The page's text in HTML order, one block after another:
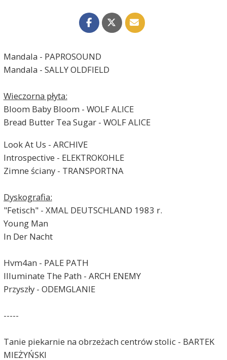
Mandala - PAPROSOUND
Mandala - SALLY OLDFIELD
Wieczorna płyta:
Bloom Baby Bloom - WOLF ALICE
Bread Butter Tea Sugar - WOLF ALICE
Look At Us - ARCHIVE
Introspective - ELEKTROKOHLE
Zimne ściany - TRANSPORTNA
Dyskografia:
"Fetisch" - XMAL DEUTSCHLAND 1983 r.
Young Man
In Der Nacht
Hvm4an - PALE PATH
Illuminate The Path - ARCH ENEMY
Przyszły - ODEMGLANIE
-----
Tanie piekarnie na obrzeżach centrów stolic - BARTEK
MIEŻYŃSKI